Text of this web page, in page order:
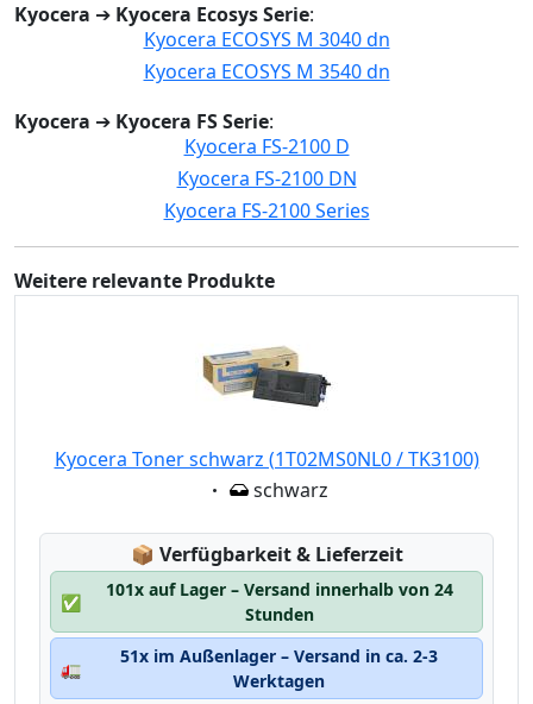
Kyocera ➔ Kyocera Ecosys Serie:
Kyocera ECOSYS M 3040 dn
Kyocera ECOSYS M 3540 dn
Kyocera ➔ Kyocera FS Serie:
Kyocera FS-2100 D
Kyocera FS-2100 DN
Kyocera FS-2100 Series
Weitere relevante Produkte
Kyocera Toner schwarz (1T02MS0NL0 / TK3100)
Eigenschaft:
schwarz
📦 Lagerstatus:
Verfügbarkeit & Lieferzeit
✅
101x auf Lager – Versand innerhalb von 24
Stunden
🚛
51x im Außenlager – Versand in ca. 2-3
Werktagen